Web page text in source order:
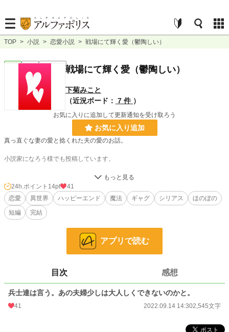
TOP > 小説 > 恋愛小説 > 戦場にて輝く愛（鬱陶しい）
完結 ｼｮｰﾄｼｮｰﾄ 戦場にて輝く愛（鬱陶しい）
下菊みこと
（近況ボード： 7 件 ）
お気に入りに追加して更新通知を受け取ろう
お気に入り追加
真っ直ぐな妻の愛と捻くれた夫の愛のお話。
小説家になろう様でも投稿しています。
29,529 位 / 228,744 件
恋愛 12,578 位 / 66,363 件
お気に入り 48
2022.09.14 14:30
初回公開日時 2022.09.14 14:30
初回完結日時
24h.ポイント 14pt
41
恋愛
異世界 ハッピーエンド 魔法 ギャグ シリアス
ほのぼの
短編
完結
アプリで読む
目次 感想
兵士達は言う。あの夫婦少しは大人しくできないのかと。
41 2022.09.14 14:302,545文字